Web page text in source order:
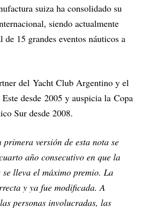
suiza ha consolidado su
siendo actualmente
15 grandes eventos náuticos a
del Yacht Club Argentino y el
desde 2005 y auspicia la Copa
Sur desde 2008.
versión de esta nota se
año consecutivo en que la
lleva el máximo premio. La
y ya fue modificada. A
personas involucradas, las